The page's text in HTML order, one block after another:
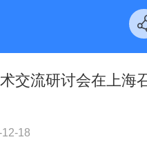
交流研讨会在上海
18